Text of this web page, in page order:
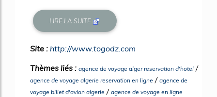
LIRE LA SUITE
Site : http://www.togodz.com
Thèmes liés : agence de voyage alger reservation d'hotel /
agence de voyage algerie reservation en ligne / agence de
voyage billet d'avion algerie / agence de voyage en ligne